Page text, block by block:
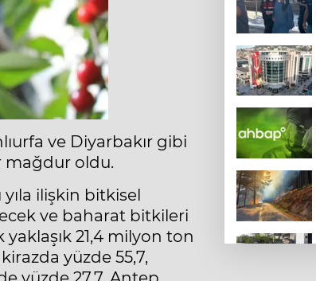
ve Diyarbakır gibi
mağdur oldu.
ilişkin bitkisel
ve baharat bitkileri
21,4 milyon ton
yüzde 55,7,